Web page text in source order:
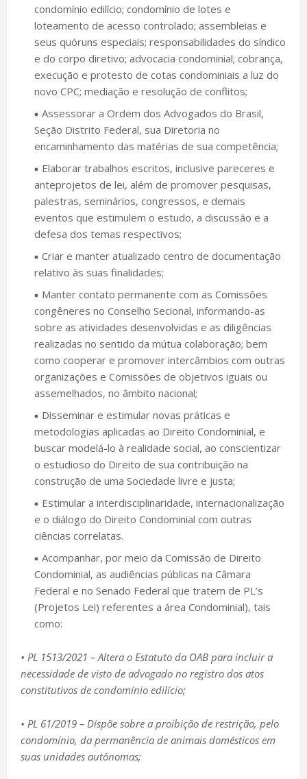
condomínio edilício; condomínio de lotes e
loteamento de acesso controlado; assembleias e
seus quóruns especiais; responsabilidades do síndico
e do corpo diretivo; advocacia condominial; cobrança,
execução e protesto de cotas condominiais a luz do
novo CPC; mediação e resolução de conflitos;
Assessorar a Ordem dos Advogados do Brasil,
Seção Distrito Federal, sua Diretoria no
encaminhamento das matérias de sua competência;
Elaborar trabalhos escritos, inclusive pareceres e
anteprojetos de lei, além de promover pesquisas,
palestras, seminários, congressos, e demais
eventos que estimulem o estudo, a discussão e a
defesa dos temas respectivos;
Criar e manter atualizado centro de documentação
relativo às suas finalidades;
Manter contato permanente com as Comissões
congêneres no Conselho Secional, informando-as
sobre as atividades desenvolvidas e as diligências
realizadas no sentido da mútua colaboração; bem
como cooperar e promover intercâmbios com outras
organizações e Comissões de objetivos iguais ou
assemelhados, no âmbito nacional;
Disseminar e estimular novas práticas e
metodologias aplicadas ao Direito Condominial, e
buscar modelá-lo à realidade social, ao conscientizar
o estudioso do Direito de sua contribuição na
construção de uma Sociedade livre e justa;
Estimular a interdisciplinaridade, internacionalização
e o diálogo do Direito Condominial com outras
ciências correlatas.
Acompanhar, por meio da Comissão de Direito
Condominial, as audiências públicas na Câmara
Federal e no Senado Federal que tratem de PL’s
(Projetos Lei) referentes a área Condominial), tais
como:
• PL 1513/2021 – Altera o Estatuto da OAB para incluir a
necessidade de visto de advogado no registro dos atos
constitutivos de condomínio edilício;
• PL 61/2019 – Dispõe sobre a proibição de restrição, pelo
condomínio, da permanência de animais domésticos em
suas unidades autônomas;